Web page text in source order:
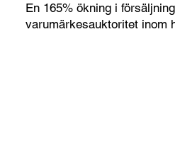
En 165% ökning i
varumärkesauktoritet inom